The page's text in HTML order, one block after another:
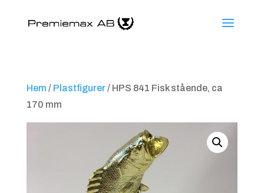
Hem / Plastfigurer/ HPS 841 Fisk stående, ca
170 mm